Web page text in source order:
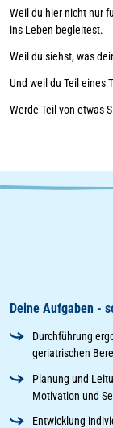
Weil du hier nicht nur
ins Leben begleitest.
Weil du siehst, was
Und weil du Teil eines
Werde Teil von etwas
Deine Aufgaben -
Durchführung
geriatrischen
Planung und
Motivation und
Entwicklung